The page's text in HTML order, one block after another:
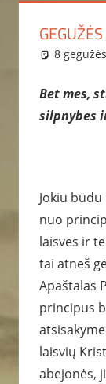
8
Bet mes,
silpnybes
Jokiu
nuo
laisves ir
tai atneš
Apaštalas
principus
laisvių
abejonės,